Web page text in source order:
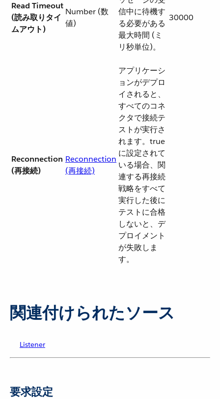
Read Timeout
(読み取りタイ
ムアウト)
Number (数
値)
信中に待機す
る必要がある
最大時間 (ミ
リ秒単位)。
30000
Reconnection
(再接続)
Reconnection
(再接続)
アプリケーシ
ョンがデプロ
イされると、
すべてのコネ
クタで接続テ
ストが実行さ
れます。true
に設定されて
いる場合、関
連する再接続
戦略をすべて
実行した後に
テストに合格
しないと、デ
プロイメント
が失敗しま
す。
関連付けられたソース
Listener
要求設定